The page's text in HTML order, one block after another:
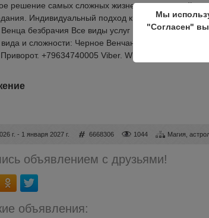
решение самых сложных жизненных ситуаций
Индивидуальный подход к каждому клиенту
безбрачия Все виды услуг Черной и Белой
вида и сложности: Черное Венчание,
+79634740005 Viber. What's pp
г. - 1 января 2027 г. 6668306 1044 Магия,
объявлением с друзьями!
объявления:
Мы
"Согласен"